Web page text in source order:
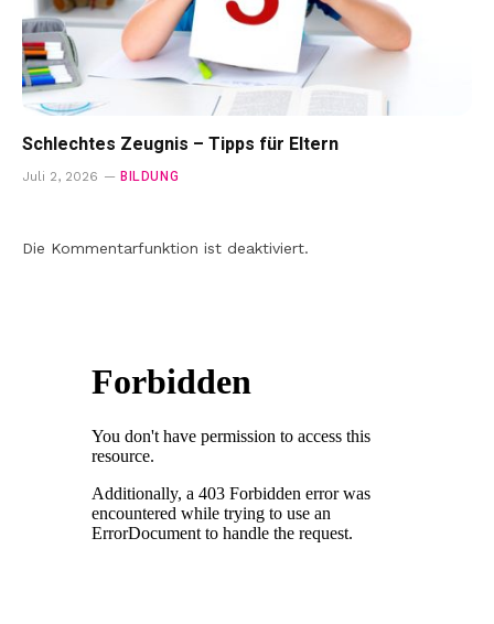
Schlechtes Zeugnis – Tipps für Eltern
Juli 2, 2026 BILDUNG
Die Kommentarfunktion ist deaktiviert.